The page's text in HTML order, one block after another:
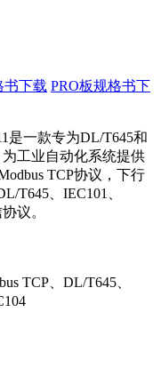
书下载 PRO板规格书下
是一款专为DL/T645和
工业自动化系统提供
TCP协议，下行
T645、IEC101、
议。
TCP、DL/T645、